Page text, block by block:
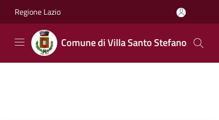
Regione Lazio
Comune di Villa Santo Stefano